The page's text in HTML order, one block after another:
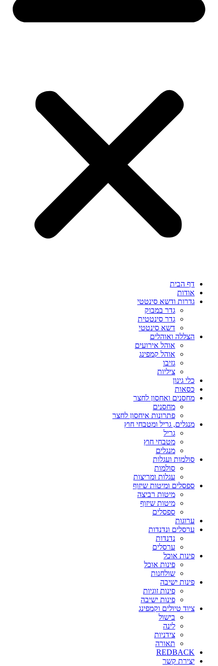
דף הבית
אודות
גדרות ודשא סינטטי
גדר במבוק
גדר סינטטית
דשא סינטטי
הצללה ואוהלים
אוהל אירועים
אוהל קמפינג
גזיבו
ציליות
כלי גינון
כסאות
מחסנים ואחסון לחצר
מחסנים
פתרונות איחסון לחצר
מנגלים, גריל ומטבחי חוץ
גריל
מטבחי חוץ
מנגלים
סולמות ועגלות
סולמות
עגלות ומריצות
ספסלים ומיטות שיזוף
מיטות רביצה
מיטות שיזוף
ספסלים
ערוגות
ערסלים ונדנדות
נדנדות
ערסלים
פינות אוכל
פינות אוכל
שולחנות
פינות ישיבה
פינות זוגיות
פינות ישיבה
ציוד טיולים וקמפינג
בישול
לינה
צידניות
תאורה
REDBACK
יצירת קשר